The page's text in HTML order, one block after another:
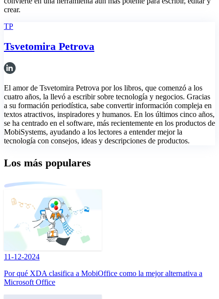
crear.
TP
Tsvetomira Petrova
El amor de Tsvetomira Petrova por los libros, que comenzó a los
cuatro años, la llevó a escribir sobre tecnología y negocios. Gracias
a su formación periodística, sabe convertir información compleja en
textos atractivos, inspiradores y humanos. En los últimos cinco años,
se ha centrado en el software, más recientemente en los productos de
MobiSystems, ayudando a los lectores a entender mejor la
tecnología con consejos, ideas y descripciones de productos.
Los más populares
11-12-2024
Por qué XDA clasifica a MobiOffice como la mejor alternativa a
Microsoft Office